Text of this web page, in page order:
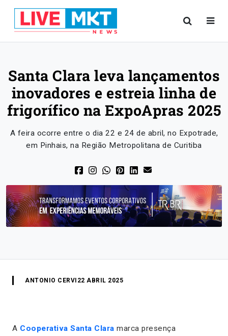
Santa Clara leva lançamentos
inovadores e estreia linha de
frigorífico na ExpoApras 2025
A feira ocorre entre o dia 22 e 24 de abril, no Expotrade,
em Pinhais, na Região Metropolitana de Curitiba
ANTONIO CERVI 22 ABRIL 2025
A Cooperativa Santa Clara marca presença